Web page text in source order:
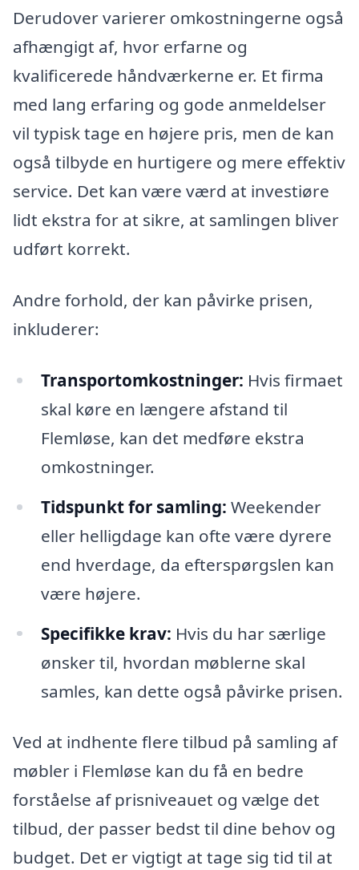
Derudover varierer omkostningerne også
afhængigt af, hvor erfarne og
kvalificerede håndværkerne er. Et firma
med lang erfaring og gode anmeldelser
vil typisk tage en højere pris, men de kan
også tilbyde en hurtigere og mere effektiv
service. Det kan være værd at investiøre
lidt ekstra for at sikre, at samlingen bliver
udført korrekt.
Andre forhold, der kan påvirke prisen,
inkluderer:
Transportomkostninger: Hvis firmaet
skal køre en længere afstand til
Flemløse, kan det medføre ekstra
omkostninger.
Tidspunkt for samling: Weekender
eller helligdage kan ofte være dyrere
end hverdage, da efterspørgslen kan
være højere.
Specifikke krav: Hvis du har særlige
ønsker til, hvordan møblerne skal
samles, kan dette også påvirke prisen.
Ved at indhente flere tilbud på samling af
møbler i Flemløse kan du få en bedre
forståelse af prisniveauet og vælge det
tilbud, der passer bedst til dine behov og
budget. Det er vigtigt at tage sig tid til at